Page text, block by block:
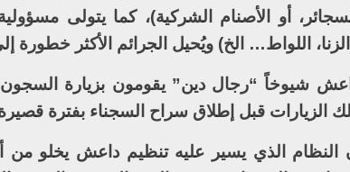
أو الأصنام الشركية)، كما يتولى
اللواط… الخ) ويُحيل الجرائم الأكثر خطورة
شيوخاً “رجال دين” يقومون بزيارة
الزيارات قبل إطلاق سراح السجناء بفترة
النظام الذي يسير عليه تنظيم داعش يخلو